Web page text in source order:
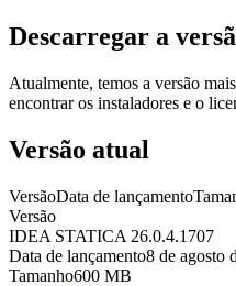
Descarregar a
Atualmente, temos a versão
encontrar os instaladores e o
Versão atual
VersãoData de lançamento
Versão
IDEA STATICA 26.0.4.1707
Data de lançamento8 de agosto
Tamanho600 MB